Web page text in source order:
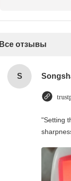
Все отзывы
S
"Setting